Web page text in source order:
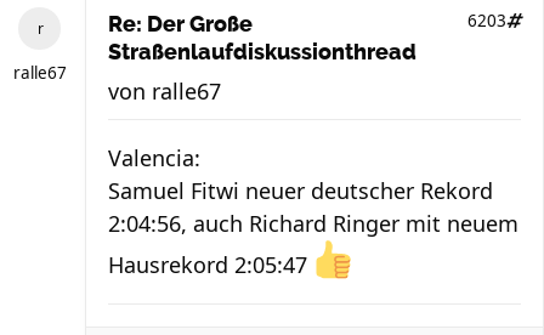
ralle67
Re: Der Große
Straßenlaufdiskussionthread
6203
von ralle67
Valencia:
Samuel Fitwi neuer deutscher Rekord
2:04:56, auch Richard Ringer mit neuem
Hausrekord 2:05:47